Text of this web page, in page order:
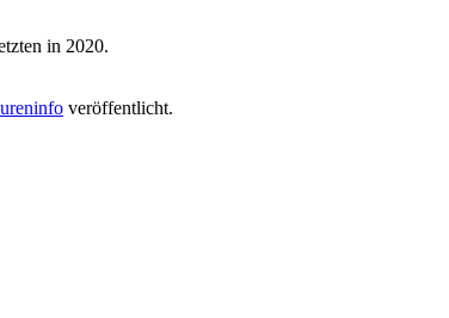
in 2020.
veröffentlicht.